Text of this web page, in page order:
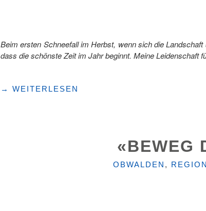
Beim ersten Schneefall im Herbst, wenn sich die
dass die schönste Zeit im Jahr beginnt. Meine Leidenschaft
"«MEIN
→ WEITERLESEN
«BEWEG
KATEGORIEN
OBWALDEN ,